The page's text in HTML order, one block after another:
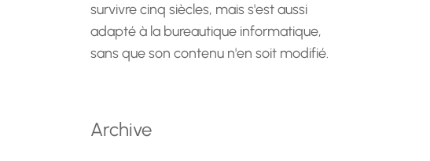
survivre cinq siècles, mais s'est aussi
adapté à la bureautique informatique,
sans que son contenu n'en soit modifié.
Archive